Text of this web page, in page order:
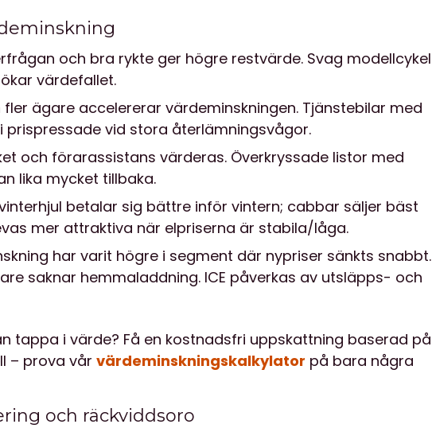
och bra rykte ger högre restvärde. Svag modellcykel
värdefallet.
fler ägare accelererar värdeminskningen. Tjänstebilar med
prispressade vid stora återlämningsvågor.
och förarassistans värderas. Överkryssade listor med
lika mycket tillbaka.
betalar sig bättre inför vintern; cabbar säljer bäst
mer attraktiva när elpriserna är stabila/låga.
har varit högre i segment där nypriser sänkts snabbt.
saknar hemmaladdning. ICE påverkas av utsläpps- och
tappa i värde? Få en kostnadsfri uppskattning baserad på
– prova vår värdeminskningskalkylator på bara några
och räckviddsoro